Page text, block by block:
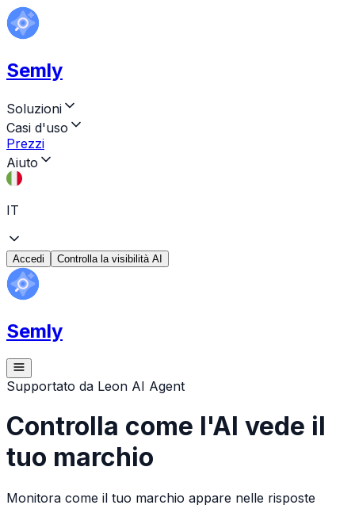
Semly
Soluzioni
Casi d'uso
Prezzi
Aiuto
IT
Accedi Controlla la visibilità AI
Semly
Supportato da Leon AI Agent
Controlla come l'AI vede il
tuo marchio
Monitora come il tuo marchio appare nelle risposte